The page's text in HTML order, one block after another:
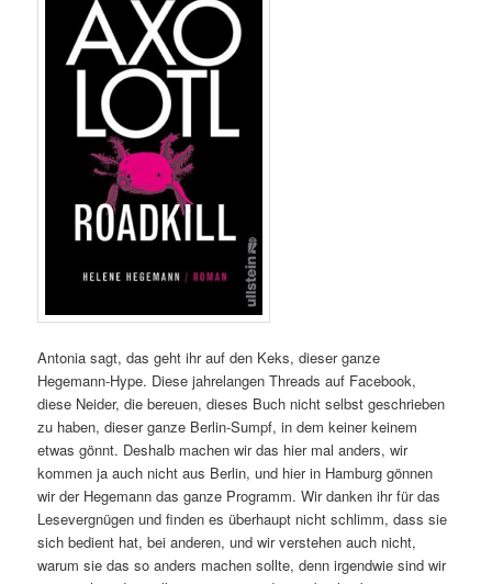
Antonia sagt, das geht ihr auf den Keks, dieser ganze
Hegemann-Hype. Diese jahrelangen Threads auf Facebook,
diese Neider, die bereuen, dieses Buch nicht selbst geschrieben
zu haben, dieser ganze Berlin-Sumpf, in dem keiner keinem
etwas gönnt. Deshalb machen wir das hier mal anders, wir
kommen ja auch nicht aus Berlin, und hier in Hamburg gönnen
wir der Hegemann das ganze Programm. Wir danken ihr für das
Lesevergnügen und finden es überhaupt nicht schlimm, dass sie
sich bedient hat, bei anderen, und wir verstehen auch nicht,
warum sie das so anders machen sollte, denn irgendwie sind wir